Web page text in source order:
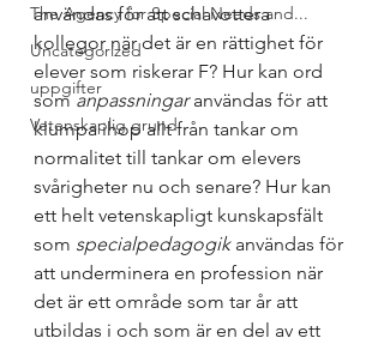
The Agency for Special Needs and...
Uncategorized
uppgifter
Vetenskaplig grund
användas för att schavottera
kollegor när det är en rättighet för
elever som riskerar F? Hur kan ord
som anpassningar användas för att
klumpa ihop allt från tankar om
normalitet till tankar om elevers
svårigheter nu och senare? Hur kan
ett helt vetenskapligt kunskapsfält
som specialpedagogik användas för
att underminera en profession när
det är ett område som tar år att
utbildas i och som är en del av ett